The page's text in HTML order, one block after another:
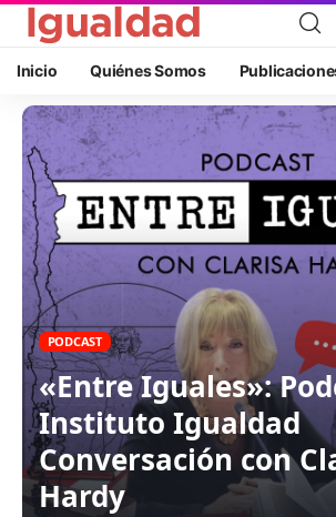
Inicio Quiénes Somos
PODCAST
«Entre Iguales»:
Instituto Igualdad
Conversación con
Hardy